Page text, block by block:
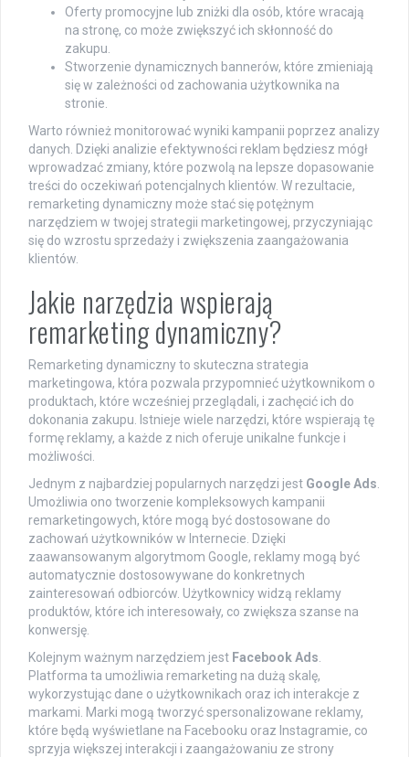
Oferty promocyjne lub zniżki dla osób, które wracają
na stronę, co może zwiększyć ich skłonność do
zakupu.
Stworzenie dynamicznych bannerów, które zmieniają
się w zależności od zachowania użytkownika na
stronie.
Warto również monitorować wyniki kampanii poprzez analizy
danych. Dzięki analizie efektywności reklam będziesz mógł
wprowadzać zmiany, które pozwolą na lepsze dopasowanie
treści do oczekiwań potencjalnych klientów. W rezultacie,
remarketing dynamiczny może stać się potężnym
narzędziem w twojej strategii marketingowej, przyczyniając
się do wzrostu sprzedaży i zwiększenia zaangażowania
klientów.
Jakie narzędzia wspierają
remarketing dynamiczny?
Remarketing dynamiczny to skuteczna strategia
marketingowa, która pozwala przypomnieć użytkownikom o
produktach, które wcześniej przeglądali, i zachęcić ich do
dokonania zakupu. Istnieje wiele narzędzi, które wspierają tę
formę reklamy, a każde z nich oferuje unikalne funkcje i
możliwości.
Jednym z najbardziej popularnych narzędzi jest Google Ads.
Umożliwia ono tworzenie kompleksowych kampanii
remarketingowych, które mogą być dostosowane do
zachowań użytkowników w Internecie. Dzięki
zaawansowanym algorytmom Google, reklamy mogą być
automatycznie dostosowywane do konkretnych
zainteresowań odbiorców. Użytkownicy widzą reklamy
produktów, które ich interesowały, co zwiększa szanse na
konwersję.
Kolejnym ważnym narzędziem jest Facebook Ads.
Platforma ta umożliwia remarketing na dużą skalę,
wykorzystując dane o użytkownikach oraz ich interakcje z
markami. Marki mogą tworzyć spersonalizowane reklamy,
które będą wyświetlane na Facebooku oraz Instagramie, co
sprzyja większej interakcji i zaangażowaniu ze strony